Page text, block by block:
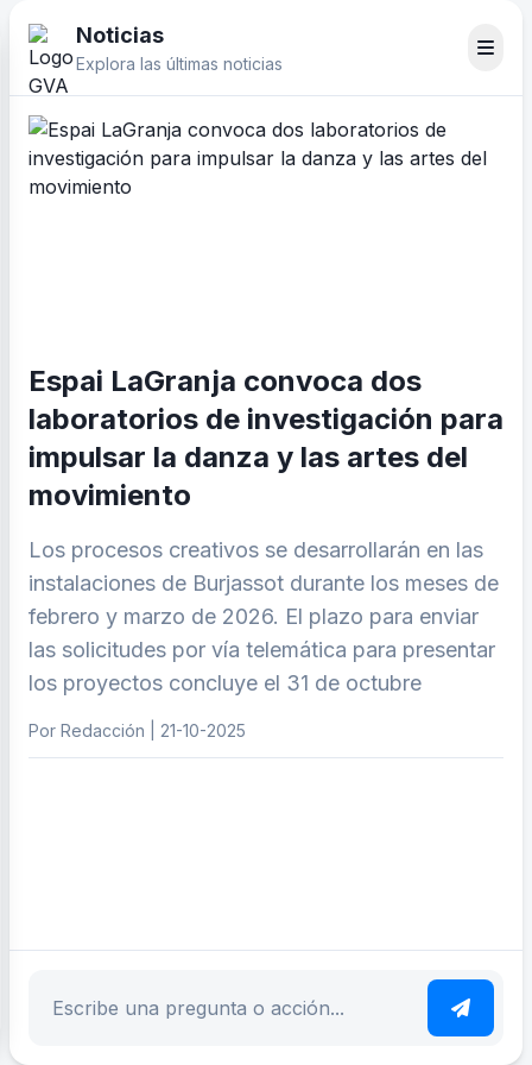
Noticias
Explora las últimas noticias
Espai LaGranja convoca dos
laboratorios de investigación para
impulsar la danza y las artes del
movimiento
Los procesos creativos se desarrollarán en las
instalaciones de Burjassot durante los meses de
febrero y marzo de 2026. El plazo para enviar
las solicitudes por vía telemática para presentar
los proyectos concluye el 31 de octubre
Por Redacción | 21-10-2025
Escribe tu pregunta